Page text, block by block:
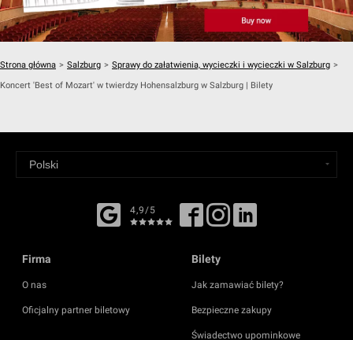
Strona główna > Salzburg > Sprawy do załatwienia, wycieczki i wycieczki w Salzburg >
Koncert 'Best of Mozart' w twierdzy Hohensalzburg w Salzburg | Bilety
4,9/5
Firma
O nas
Oficjalny partner biletowy
Bilety
Jak zamawiać bilety?
Bezpieczne zakupy
Świadectwo upominkowe